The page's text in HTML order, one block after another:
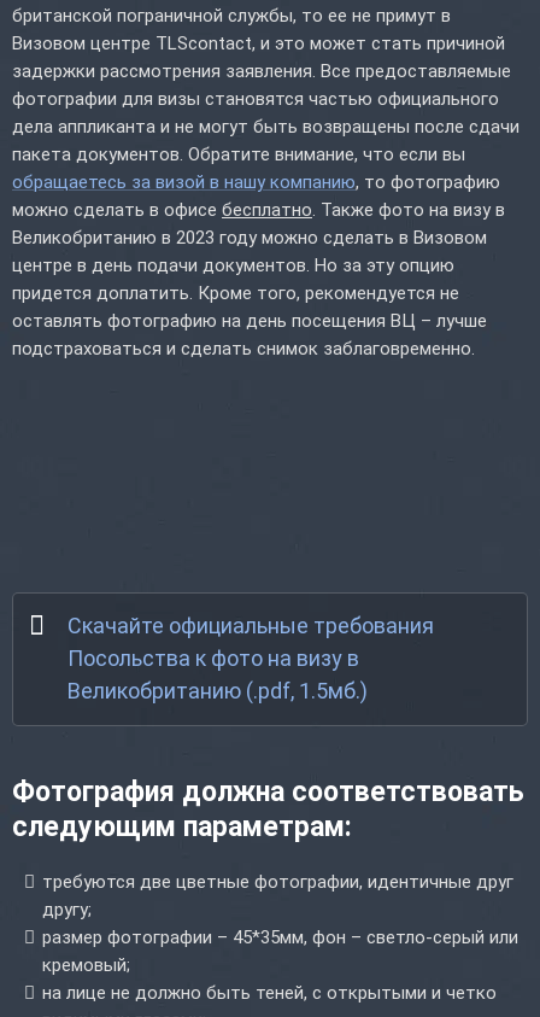
британской пограничной службы, то ее не примут в
Визовом центре TLScontact, и это может стать причиной
задержки рассмотрения заявления. Все предоставляемые
фотографии для визы становятся частью официального
дела аппликанта и не могут быть возвращены после сдачи
пакета документов. Обратите внимание, что если вы
обращаетесь за визой в нашу компанию, то фотографию
можно сделать в офисе бесплатно . Также фото на визу в
Великобританию в 2023 году можно сделать в Визовом
центре в день подачи документов. Но за эту опцию
придется доплатить. Кроме того, рекомендуется не
оставлять фотографию на день посещения ВЦ – лучше
подстраховаться и сделать снимок заблаговременно.
Скачайте официальные требования
Посольства к фото на визу в
Великобританию (.pdf, 1.5мб.)
Фотография должна соответствовать
следующим параметрам:
требуются две цветные фотографии, идентичные друг
другу;
размер фотографии – 45*35мм, фон – светло-серый или
кремовый;
на лице не должно быть теней, с открытыми и четко